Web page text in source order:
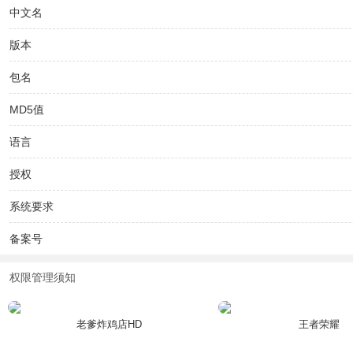
中文名
版本
包名
MD5值
语言
授权
系统要求
备案号
权限管理须知
老爹炸鸡店HD 王者荣耀